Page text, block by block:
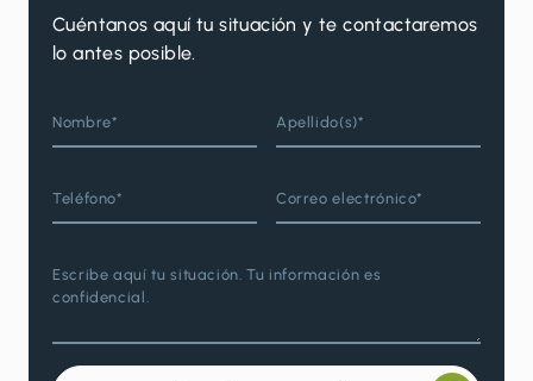
Cuéntanos aquí tu situación y te contactaremos
lo antes posible.
Nombre* Apellido(s)*
Teléfono* Correo electrónico*
Escribe aquí tu situación. Tu información es
confidencial.